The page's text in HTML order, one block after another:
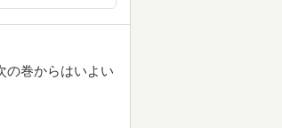
の巻からはいよい